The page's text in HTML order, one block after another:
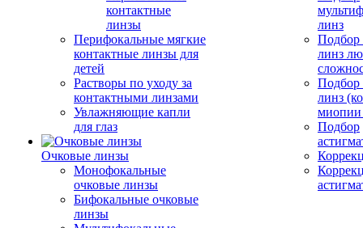
контактные
линзы
Перифокальные мягкие
контактные линзы для
детей
Растворы по уходу за
контактными линзами
Увлажняющие капли
для глаз
Очковые линзы
Монофокальные
очковые линзы
Бифокальные очковые
линзы
линз
Подбор
линз
Подбор
линз
миопии
Подбор